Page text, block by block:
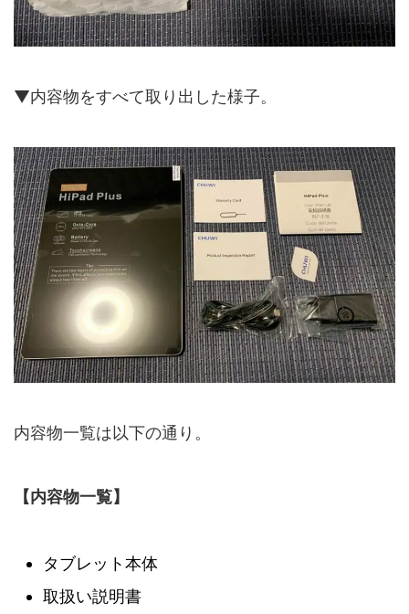
▼内容物をすべて取り出した様子。
内容物一覧は以下の通り。
【内容物一覧】
タブレット本体
取扱い説明書